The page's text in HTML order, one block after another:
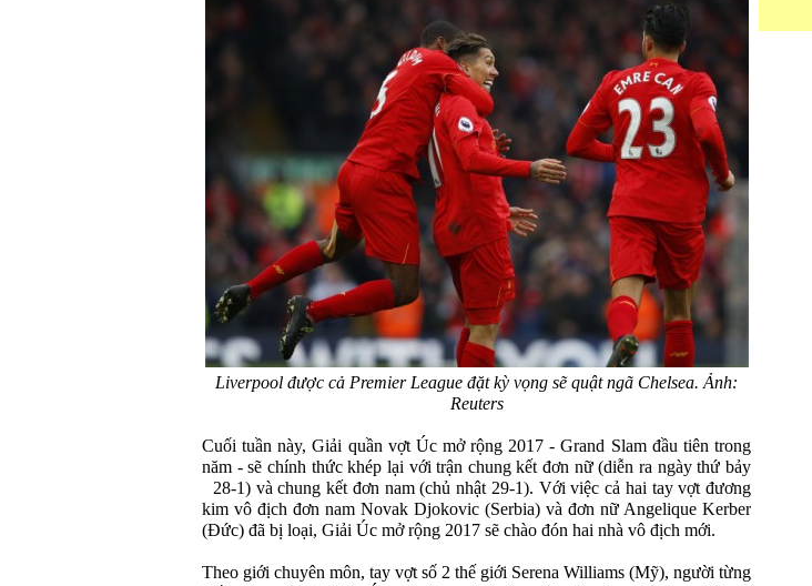
Liverpool được cả Premier League đặt kỳ vọng sẽ quật ngã Chelsea. Ảnh:
Reuters
Cuối tuần này, Giải quần vợt Úc mở rộng 2017 - Grand Slam đầu tiên trong
năm - sẽ chính thức khép lại với trận chung kết đơn nữ (diễn ra ngày thứ bảy
28-1) và chung kết đơn nam (chủ nhật 29-1). Với việc cả hai tay vợt đương
kim vô địch đơn nam Novak Djokovic (Serbia) và đơn nữ Angelique Kerber
(Đức) đã bị loại, Giải Úc mở rộng 2017 sẽ chào đón hai nhà vô địch mới.
Theo giới chuyên môn, tay vợt số 2 thế giới Serena Williams (Mỹ), người từng